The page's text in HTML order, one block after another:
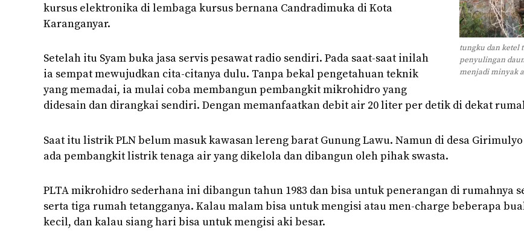
tungku dan ketel
penyulingan
menjadi minyak
kursus elektronika di lembaga kursus bernana Candradimuka di Kota
Karanganyar.
Setelah itu Syam buka jasa servis pesawat radio sendiri. Pada saat-saat inilah
ia sempat mewujudkan cita-citanya dulu. Tanpa bekal pengetahuan teknik
yang memadai, ia mulai coba membangun pembangkit mikrohidro yang
didesain dan dirangkai sendiri. Dengan memanfaatkan debit air 20 liter per detik di dekat
Saat itu listrik PLN belum masuk kawasan lereng barat Gunung Lawu. Namun di desa
ada pembangkit listrik tenaga air yang dikelola dan dibangun oleh pihak swasta.
PLTA mikrohidro sederhana ini dibangun tahun 1983 dan bisa untuk penerangan di rumahnya
serta tiga rumah tetangganya. Kalau malam bisa untuk mengisi atau men-charge beberapa
kecil, dan kalau siang hari bisa untuk mengisi aki besar.